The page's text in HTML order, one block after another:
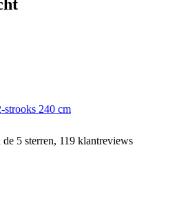
240 cm
5 sterren, 119 klantreviews